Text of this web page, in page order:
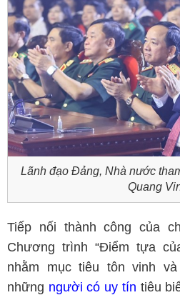
Lãnh đạo Đảng, Nhà nước
Quang
Tiếp nối thành công của
Chương trình “Điểm tựa
nhằm mục tiêu tôn vinh
những người có uy tín tiêu